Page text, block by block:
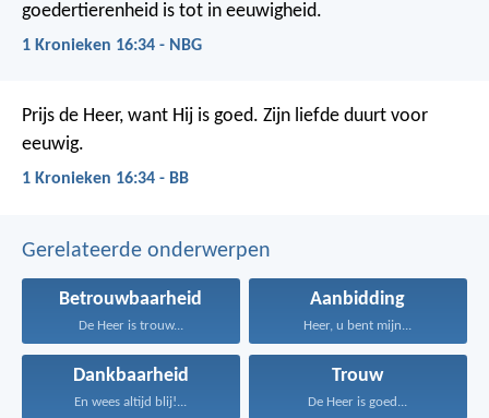
goedertierenheid is tot in eeuwigheid.
1 Kronieken 16:34 - NBG
Prijs de Heer, want Hij is goed. Zijn liefde duurt voor
eeuwig.
1 Kronieken 16:34 - BB
Gerelateerde onderwerpen
Betrouwbaarheid
De Heer is trouw...
Aanbidding
Heer, u bent mijn...
Dankbaarheid
En wees altijd blij!...
Trouw
De Heer is goed...